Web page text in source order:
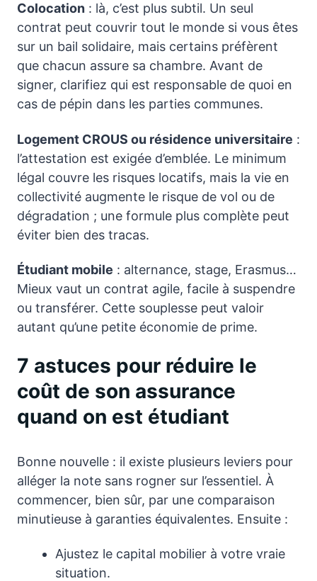
Colocation : là, c’est plus subtil. Un seul
contrat peut couvrir tout le monde si vous êtes
sur un bail solidaire, mais certains préfèrent
que chacun assure sa chambre. Avant de
signer, clarifiez qui est responsable de quoi en
cas de pépin dans les parties communes.
Logement CROUS ou résidence universitaire :
l’attestation est exigée d’emblée. Le minimum
légal couvre les risques locatifs, mais la vie en
collectivité augmente le risque de vol ou de
dégradation ; une formule plus complète peut
éviter bien des tracas.
Étudiant mobile : alternance, stage, Erasmus…
Mieux vaut un contrat agile, facile à suspendre
ou transférer. Cette souplesse peut valoir
autant qu’une petite économie de prime.
7 astuces pour réduire le
coût de son assurance
quand on est étudiant
Bonne nouvelle : il existe plusieurs leviers pour
alléger la note sans rogner sur l’essentiel. À
commencer, bien sûr, par une comparaison
minutieuse à garanties équivalentes. Ensuite :
Ajustez le capital mobilier à votre vraie
situation.